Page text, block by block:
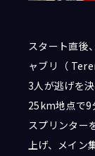
スタート直後
ャブリ（
3人が逃げを
25km地点で9
スプリンター
上げ、メイン